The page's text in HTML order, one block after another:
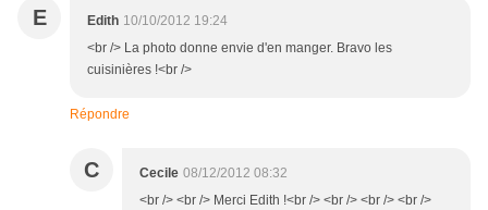
E Edith 10/10/2012 19:24
<br /> La photo donne envie d'en manger. Bravo les
cuisinières !<br />
Répondre
C Cecile 08/12/2012 08:32
<br /> <br /> Merci Edith !<br /> <br /> <br /> <br />